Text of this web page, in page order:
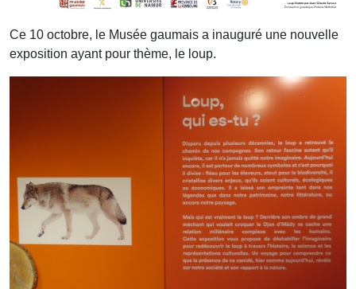
Ce 10 octobre, le Musée gaumais a inauguré une nouvelle
exposition ayant pour thème, le loup.